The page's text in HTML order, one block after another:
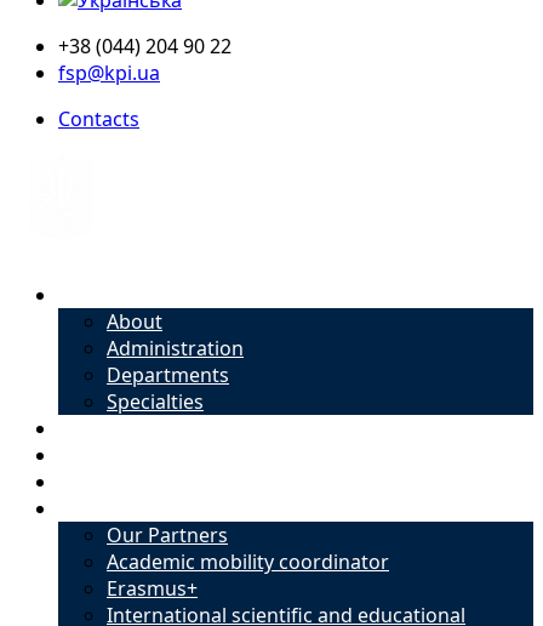
+38 (044) 204 90 22
fsp@kpi.ua
Contacts
About
Administration
Departments
Specialties
Our Partners
Academic mobility coordinator
Erasmus+
International scientific and educational